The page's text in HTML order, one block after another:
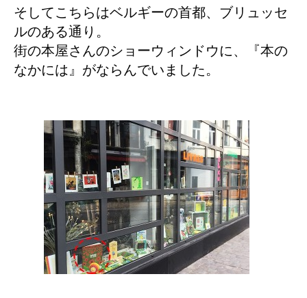
そしてこちらはベルギーの首都、ブリュッセ
ルのある通り。
街の本屋さんのショーウィンドウに、『本の
なかには』がならんでいました。